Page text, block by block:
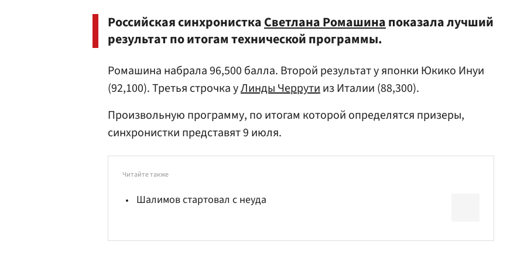
Российская синхронисткаСветлана Ромашинапоказала лучший
результат по итогам технической программы.
Ромашина набрала 96,500 балла. Второй результат у японки Юкико Инуи
(92,100). Третья строчка уЛинды Черрутииз Италии (88,300).
Произвольную программу, по итогам которой определятся призеры,
синхронистки представят 9 июля.
Читайте также
Шалимов стартовал с неуда